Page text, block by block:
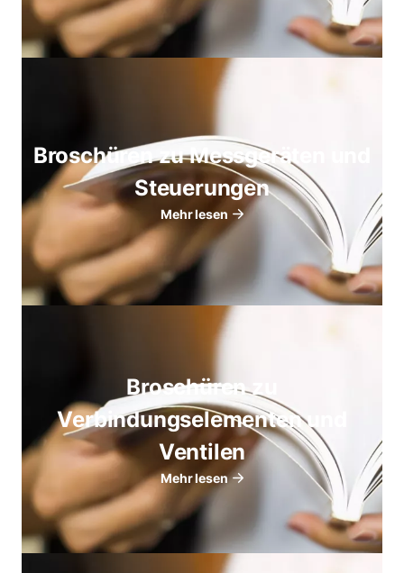
Broschüren zu Messgeräten und
Steuerungen
Mehr lesen
Broschüren zu
Verbindungselementen und
Ventilen
Mehr lesen